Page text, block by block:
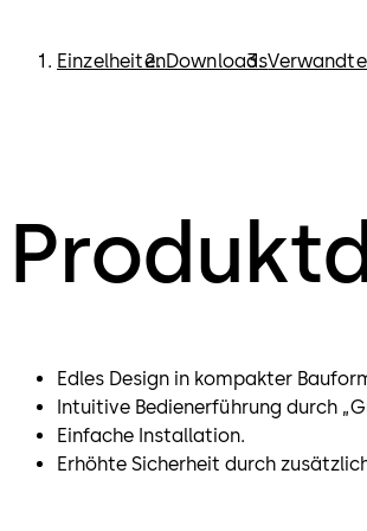
EinzelheitenDownloads
Edles Design in kompakter
Intuitive Bedienerführung durch
Einfache Installation.
Erhöhte Sicherheit durch